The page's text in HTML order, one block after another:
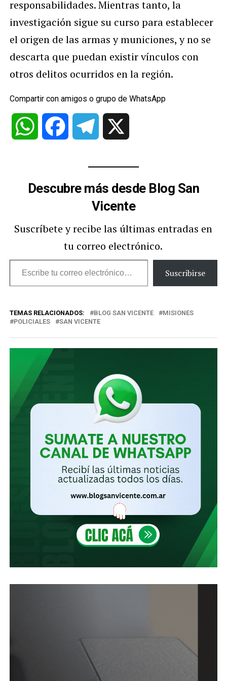
responsabilidades. Mientras tanto, la
investigación sigue su curso para establecer
el origen de las armas y municiones, y no se
descarta que puedan existir vínculos con
otros delitos ocurridos en la región.
Compartir con amigos o grupo de WhatsApp
WhatsApp Facebook Telegram
Descubre más desde Blog San
Vicente
Suscríbete y recibe las últimas entradas en
tu correo electrónico.
Escribe
tu
electrónico…
Suscribirse
TEMAS RELACIONADOS: BLOG SAN VICENTE
MISIONES
POLICIALES
SAN VICENTE